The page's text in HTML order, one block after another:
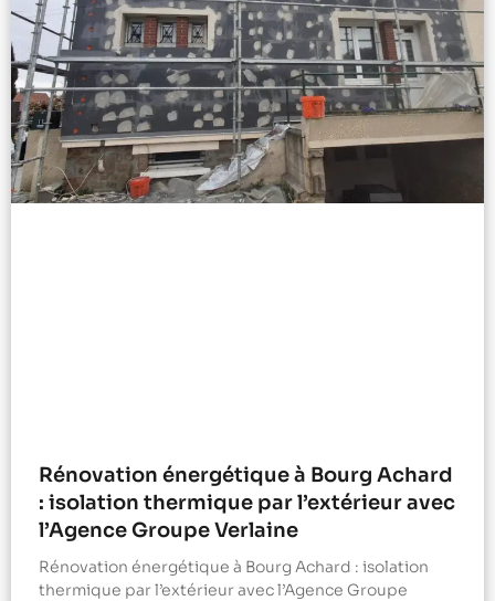
Rénovation énergétique à Bourg Achard
: isolation thermique par l’extérieur avec
l’Agence Groupe Verlaine
Rénovation énergétique à Bourg Achard : isolation
thermique par l’extérieur avec l’Agence Groupe